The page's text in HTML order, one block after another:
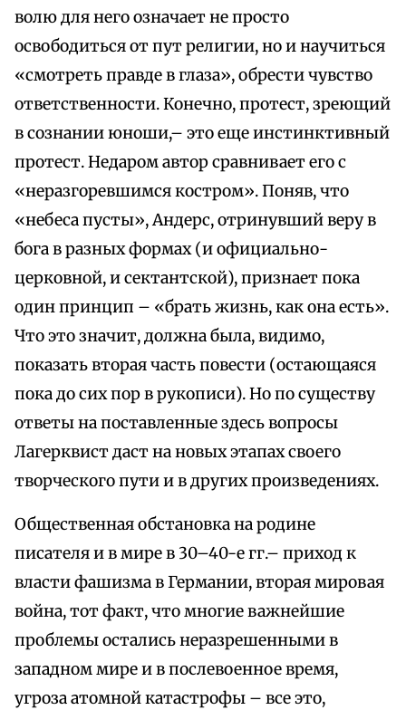
волю для него означает не просто
освободиться от пут религии, но и научиться
«смотреть правде в глаза», обрести чувство
ответственности. Конечно, протест, зреющий
в сознании юноши,– это еще инстинктивный
протест. Недаром автор сравнивает его с
«неразгоревшимся костром». Поняв, что
«небеса пусты», Андерс, отринувший веру в
бога в разных формах (и официально-
церковной, и сектантской), признает пока
один принцип – «брать жизнь, как она есть».
Что это значит, должна была, видимо,
показать вторая часть повести (остающаяся
пока до сих пор в рукописи). Но по существу
ответы на поставленные здесь вопросы
Лагерквист даст на новых этапах своего
творческого пути и в других произведениях.
Общественная обстановка на родине
писателя и в мире в 30–40-е гг.– приход к
власти фашизма в Германии, вторая мировая
война, тот факт, что многие важнейшие
проблемы остались неразрешенными в
западном мире и в послевоенное время,
угроза атомной катастрофы – все это,